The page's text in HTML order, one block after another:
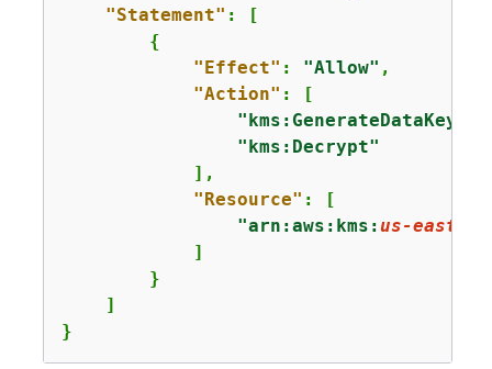
"Statement" : [
{
"Effect" : "Allow" ,
"Action" : [
"kms:GenerateDataKey*"
"kms:Decrypt"
            ],
"Resource" : [
"arn:aws:kms:us-east-1
            ]
        }
    ]
}